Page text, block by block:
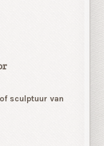
sculptuur van